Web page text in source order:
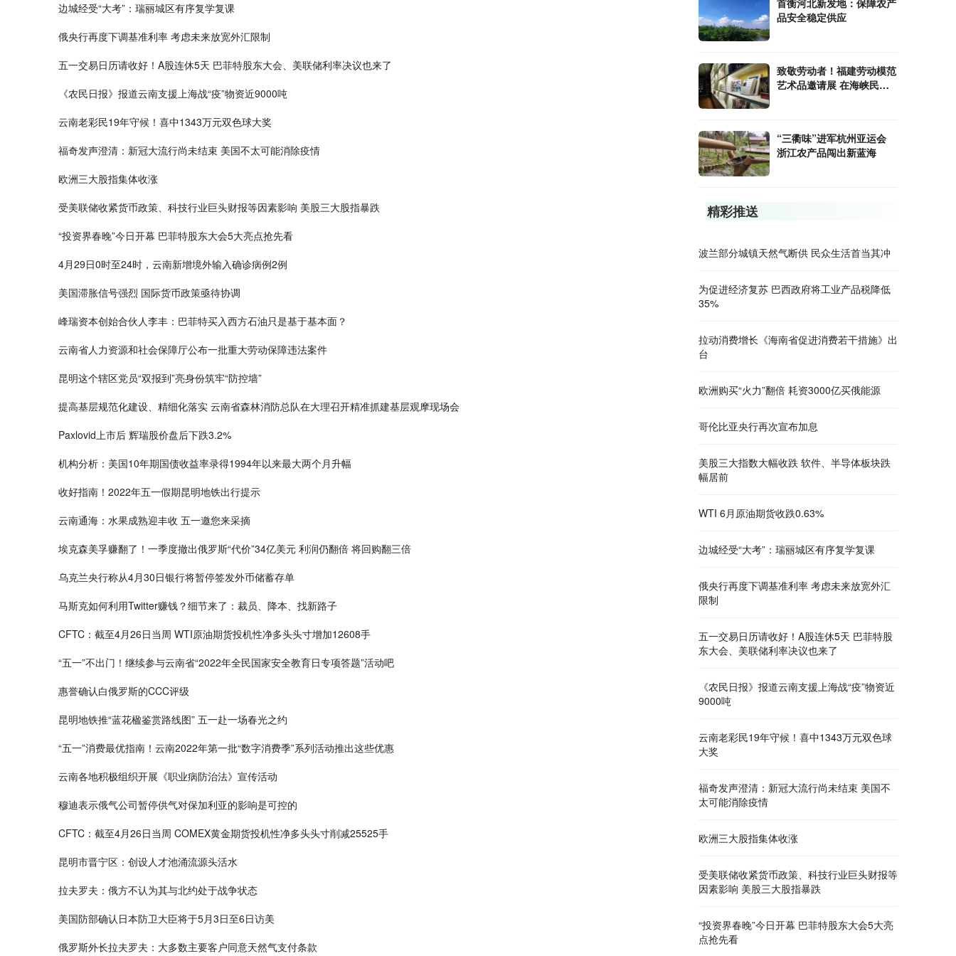
边城经受“大考”：瑞丽城区有序复学复课
俄央行再度下调基准利率 考虑未来放宽外汇限制
五一交易日历请收好！A股连休5天 巴菲特股东大会、美联储利率决议也来了
《农民日报》报道云南支援上海战“疫”物资近9000吨
云南老彩民19年守候！喜中1343万元双色球大奖
福奇发声澄清：新冠大流行尚未结束 美国不太可能消除疫情
欧洲三大股指集体收涨
受美联储收紧货币政策、科技行业巨头财报等因素影响 美股三大股指暴跌
“投资界春晚”今日开幕 巴菲特股东大会5大亮点抢先看
4月29日0时至24时，云南新增境外输入确诊病例2例
美国滞胀信号强烈 国际货币政策亟待协调
峰瑞资本创始合伙人李丰：巴菲特买入西方石油只是基于基本面？
云南省人力资源和社会保障厅公布一批重大劳动保障违法案件
昆明这个辖区党员“双报到”亮身份筑牢“防控墙”
提高基层规范化建设、精细化落实 云南省森林消防总队在大理召开精准抓建基层观摩现场会
Paxlovid上市后 辉瑞股价盘后下跌3.2%
机构分析：美国10年期国债收益率录得1994年以来最大两个月升幅
收好指南！2022年五一假期昆明地铁出行提示
云南通海：水果成熟迎丰收 五一邀您来采摘
埃克森美孚赚翻了！一季度撤出俄罗斯“代价”34亿美元 利润仍翻倍 将回购翻三倍
乌克兰央行称从4月30日银行将暂停签发外币储蓄存单
马斯克如何利用Twitter赚钱？细节来了：裁员、降本、找新路子
CFTC：截至4月26日当周 WTI原油期货投机性净多头头寸增加12608手
“五一”不出门！继续参与云南省“2022年全民国家安全教育日专项答题”活动吧
惠誉确认白俄罗斯的CCC评级
昆明地铁推“蓝花楹鉴赏路线图” 五一赴一场春光之约
“五一”消费最优指南！云南2022年第一批“数字消费季”系列活动推出这些优惠
云南各地积极组织开展《职业病防治法》宣传活动
穆迪表示俄气公司暂停供气对保加利亚的影响是可控的
CFTC：截至4月26日当周 COMEX黄金期货投机性净多头头寸削减25525手
昆明市晋宁区：创设人才池涌流源头活水
拉夫罗夫：俄方不认为其与北约处于战争状态
美国防部确认日本防卫大臣将于5月3日至6日访美
俄罗斯外长拉夫罗夫：大多数主要客户同意天然气支付条款
首衡河北新发地：保障农产
品安全稳定供应
致敬劳动者！福建劳动模范
艺术品邀请展 在海峡民间
“三衢味”进军杭州亚运会
浙江农产品闯出新蓝海
精彩推送
波兰部分城镇天然气断供 民众生活首当其冲
为促进经济复苏 巴西政府将工业产品税降低
35%
拉动消费增长《海南省促进消费若干措施》出
台
欧洲购买“火力”翻倍 耗资3000亿买俄能源
哥伦比亚央行再次宣布加息
美股三大指数大幅收跌 软件、半导体板块跌
幅居前
WTI 6月原油期货收跌0.63%
边城经受“大考”：瑞丽城区有序复学复课
俄央行再度下调基准利率 考虑未来放宽外汇
限制
五一交易日历请收好！A股连休5天 巴菲特股
东大会、美联储利率决议也来了
《农民日报》报道云南支援上海战“疫”物资近
9000吨
云南老彩民19年守候！喜中1343万元双色球
大奖
福奇发声澄清：新冠大流行尚未结束 美国不
太可能消除疫情
欧洲三大股指集体收涨
受美联储收紧货币政策、科技行业巨头财报等
因素影响 美股三大股指暴跌
“投资界春晚”今日开幕 巴菲特股东大会5大亮
点抢先看